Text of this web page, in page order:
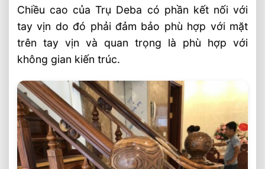
Chiều cao của Trụ Deba có phần kết nối với
tay vịn do đó phải đảm bảo phù hợp với mặt
trên tay vịn và quan trọng là phù hợp với
không gian kiến trúc.